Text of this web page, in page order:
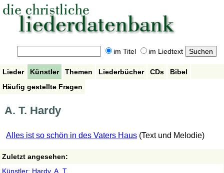
im Titel im Liedtext
Lieder Künstler Themen Liederbücher CDs
Bibel
Häufig gestellte Fragen
A. T. Hardy
Alles ist so schön in des Vaters Haus (Text und Melodie)
Zuletzt angesehen:
Künstler: Hardy, A. T.